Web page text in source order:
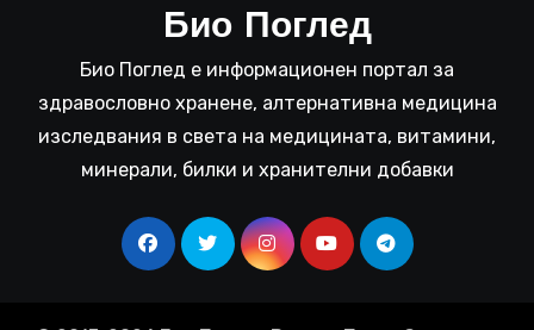
Био Поглед
Био Поглед е информационен портал за
здравословно хранене, алтернативна медицина
изследвания в света на медицината, витамини,
минерали, билки и хранителни добавки